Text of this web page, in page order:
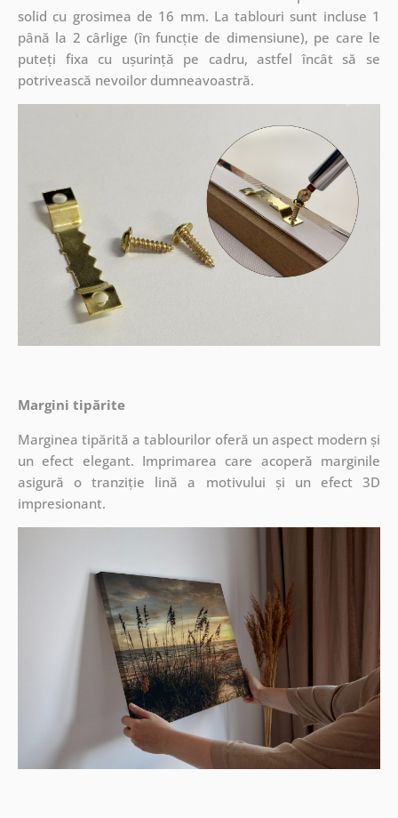
solid cu grosimea de 16 mm. La tablouri sunt incluse 1
până la 2 cârlige (în funcție de dimensiune), pe care le
puteți fixa cu ușurință pe cadru, astfel încât să se
potrivească nevoilor dumneavoastră.
Margini tipărite
Marginea tipărită a tablourilor oferă un aspect modern și
un efect elegant. Imprimarea care acoperă marginile
asigură o tranziție lină a motivului și un efect 3D
impresionant.